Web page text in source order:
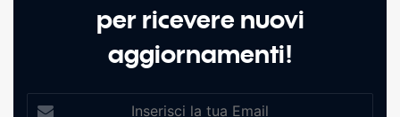
per ricevere nuovi
aggiornamenti!